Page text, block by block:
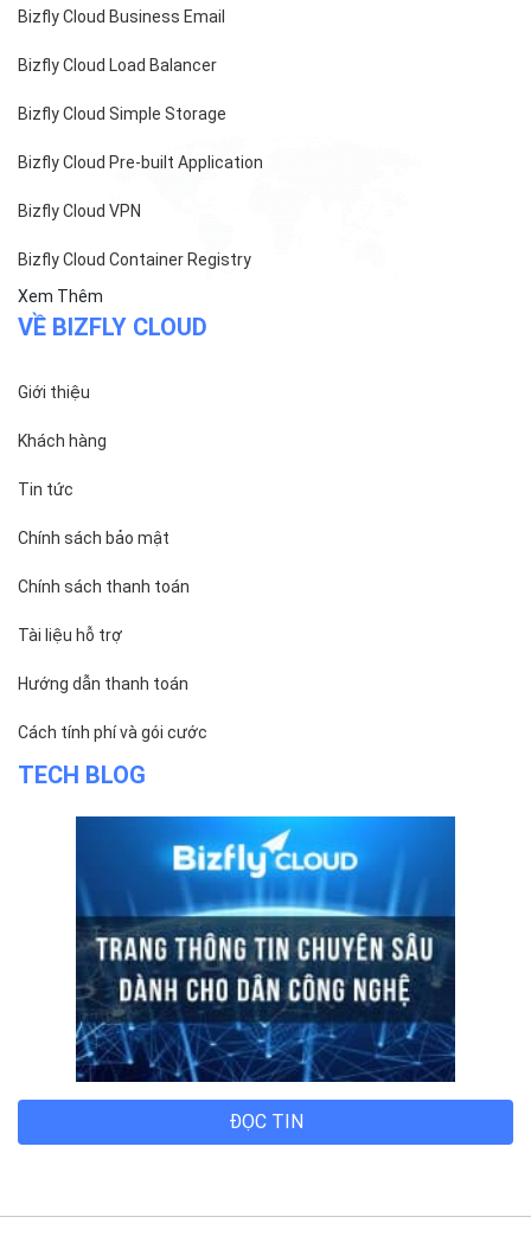
Bizfly Cloud CDN
Bizfly Cloud Business Email
Bizfly Cloud Load Balancer
Bizfly Cloud Simple Storage
Bizfly Cloud Pre-built Application
Bizfly Cloud VPN
Bizfly Cloud Container Registry
Giới thiệu
Khách hàng
Tin tức
Chính sách bảo mật
Chính sách thanh toán
Tài liệu hỗ trợ
Hướng dẫn thanh toán
Cách tính phí và gói cước
TECH BLOG